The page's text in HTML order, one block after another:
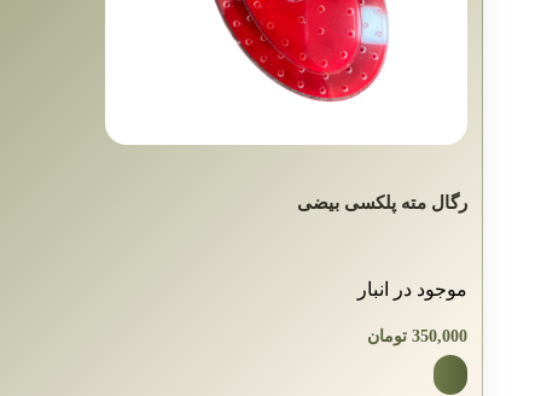
رگال مته پلکسی بیضی
موجود در انبار
350,000 تومان